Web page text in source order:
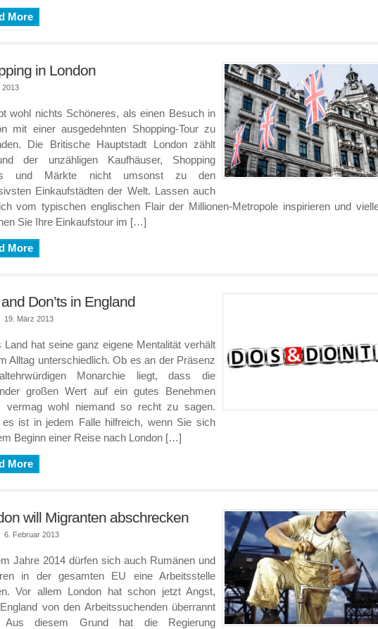
More
in London
2013
wohl nichts Schöneres, als einen Besuch in
mit einer ausgedehnten Shopping-Tour zu
Die Britische Hauptstadt London zählt
der unzähligen Kaufhäuser, Shopping
und Märkte nicht umsonst zu den
Einkaufstädten der Welt. Lassen auch
vom typischen englischen Flair der Millionen-Metropole inspirieren und
Sie Ihre Einkaufstour im […]
More
Don’ts in England
19. März 2013
Land hat seine ganz eigene Mentalität verhält
Alltag unterschiedlich. Ob es an der Präsenz
Monarchie liegt, dass die
großen Wert auf ein gutes Benehmen
vermag wohl niemand so recht zu sagen.
es ist in jedem Falle hilfreich, wenn Sie sich
Beginn einer Reise nach London […]
More
will Migranten abschrecken
6. Februar 2013
Jahre 2014 dürfen sich auch Rumänen und
in der gesamten EU eine Arbeitsstelle
Vor allem London hat schon jetzt Angst,
von den Arbeitssuchenden überrannt
Aus diesem Grund hat die Regierung